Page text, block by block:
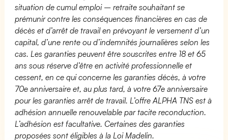
situation de cumul emploi – retraite souhaitant se
prémunir contre les conséquences financières en cas de
décès et d’arrêt de travail en prévoyant le versement d’un
capital, d’une rente ou d’indemnités journalières selon les
cas. Les garanties peuvent être souscrites entre 18 et 65
ans sous réserve d’être en activité professionnelle et
cessent, en ce qui concerne les garanties décès, à votre
70e anniversaire et, au plus tard, à votre 67e anniversaire
pour les garanties arrêt de travail. L’offre ALPHA TNS est à
adhésion annuelle renouvelable par tacite reconduction.
L’adhésion est facultative. Certaines des garanties
proposées sont éligibles à la Loi Madelin.